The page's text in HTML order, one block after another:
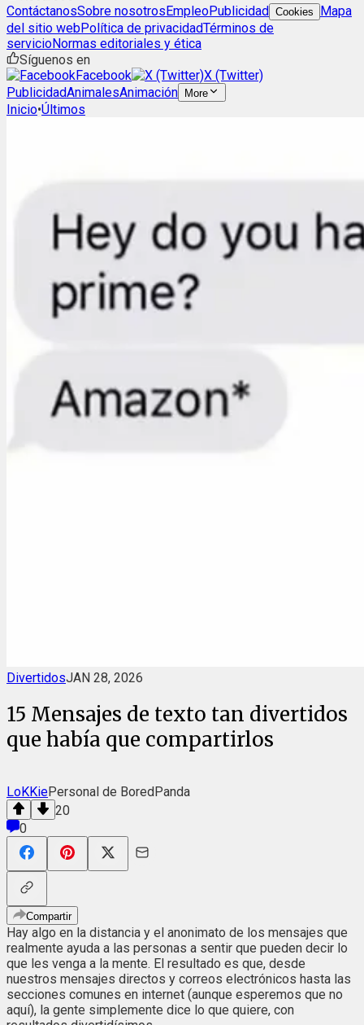
ContáctanosSobre nosotrosEmpleoPublicidad Cookies
Mapa
del sitio webPolítica de privacidadTérminos de
servicioNormas editoriales y ética
Síguenos en
Facebook
X (Twitter)
PublicidadAnimalesAnimación More
Inicio•Últimos
DivertidosJAN 28, 2026
15 Mensajes de texto tan divertidos
que había que compartirlos
LoKKiePersonal de BoredPanda
20
0
Compartir
Hay algo en la distancia y el anonimato de los mensajes que
realmente ayuda a las personas a sentir que pueden decir lo
que les venga a la mente. El resultado es que, desde
nuestros mensajes directos y correos electrónicos hasta las
secciones comunes en internet (aunque esperemos que no
aquí), la gente simplemente dice lo que quiere, con